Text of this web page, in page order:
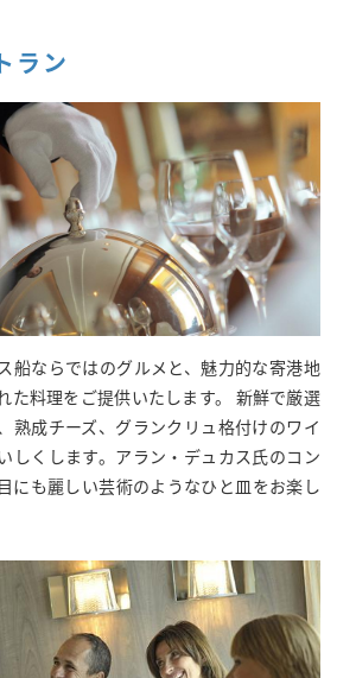
ラン
船ならではのグルメと、魅力的な寄港地
た料理をご提供いたします。 新鮮で厳選
熟成チーズ、グランクリュ格付けのワイ
しくします。アラン・デュカス氏のコン
にも麗しい芸術のようなひと皿をお楽し